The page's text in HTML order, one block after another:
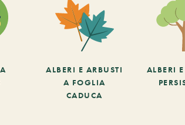
ALBERI E ARBUSTI
A FOGLIA
CADUCA
ALBERI